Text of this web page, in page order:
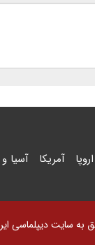
اروپا آمریکا آسیا و
سایت دیپلماسی